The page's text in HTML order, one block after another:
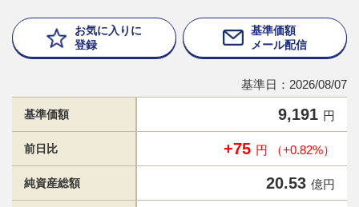
お気に入りに
登録
基準価額
メール配信
基準日：2026/08/07
基準価額 9,191 円
前日比 +75 円 （+0.82%）
純資産総額 20.53 億円